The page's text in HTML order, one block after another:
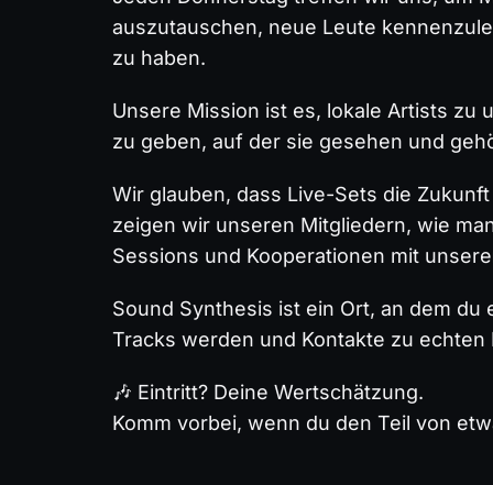
auszutauschen, neue Leute
zu haben.
Unsere Mission ist es, lokale Artists zu
zu geben, auf der sie gesehen und
Wir glauben, dass Live-Sets die
zeigen wir unseren Mitgliedern, wie
Sessions und Kooperationen mit
Sound Synthesis ist ein Ort, an dem
Tracks werden und Kontakte zu echten
🎶 Eintritt? Deine Wertschätzung.
Komm vorbei, wenn du den Teil von